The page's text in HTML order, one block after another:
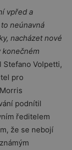
vpřed a
neúnavná
nacházet nové
Stefano Volpetti,
pro
podnítil
ředitelem
že se nebojí